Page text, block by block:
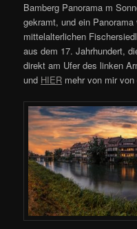
Bamberg Panorama m
gekramt, und ein Panorama
mittelalterlichen
aus dem 17. Jahrhundert,
direkt am Ufer des linken
und HIER mehr von mir von